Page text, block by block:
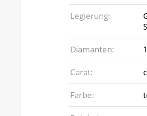
Legierung:
Diamanten:
Carat:
Farbe: